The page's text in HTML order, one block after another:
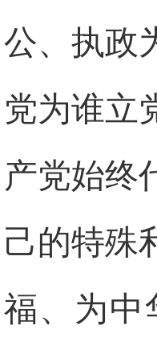
公、执政
党为谁立
产党始终
己的特殊
福、为中